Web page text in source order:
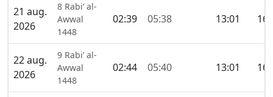
21 aug.
2026
8 Rabi’ al-
Awwal
1448
02:39 05:38 13:01
22 aug.
2026
9 Rabi’ al-
Awwal
1448
02:44 05:40 13:01